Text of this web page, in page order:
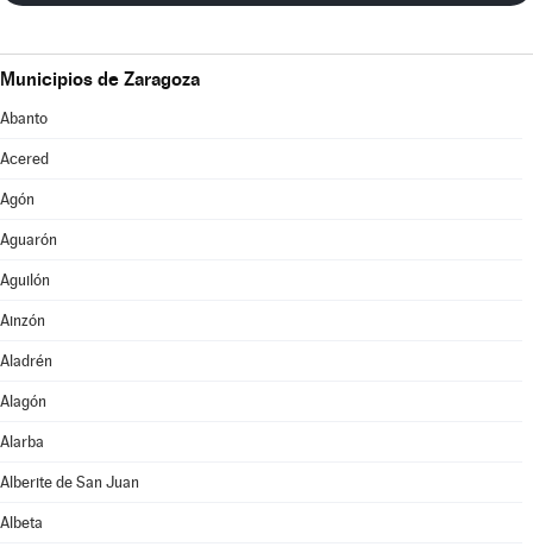
Municipios de Zaragoza
Abanto
Acered
Agón
Aguarón
Aguilón
Ainzón
Aladrén
Alagón
Alarba
Alberite de San Juan
Albeta